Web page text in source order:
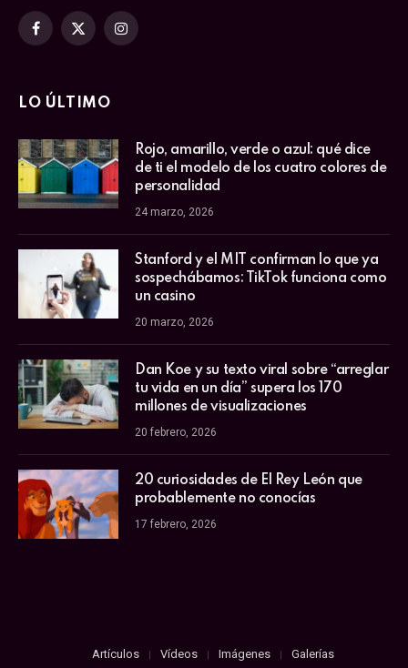
Facebook
X
Instagram
LO ÚLTIMO
Rojo, amarillo, verde o azul: qué dice
de ti el modelo de los cuatro colores de
personalidad
24 marzo, 2026
Stanford y el MIT confirman lo que ya
sospechábamos: TikTok funciona como
un casino
20 marzo, 2026
Dan Koe y su texto viral sobre “arreglar
tu vida en un día” supera los 170
millones de visualizaciones
20 febrero, 2026
20 curiosidades de El Rey León que
probablemente no conocías
17 febrero, 2026
Artículos Vídeos Imágenes Galerías